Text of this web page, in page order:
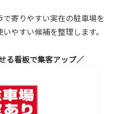
寄りやすい実在の駐車場を
やすい候補を整理します。
る看板で集客アップ